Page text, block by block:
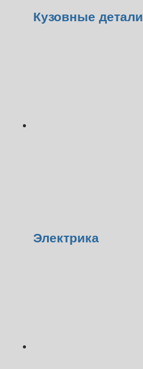
Кузовные детали
Электрика